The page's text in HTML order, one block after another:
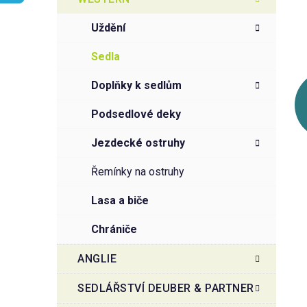
uždění
sedla
doplňky k sedlům
podsedlové deky
jezdecké ostruhy
řemínky na ostruhy
lasa a biče
chrániče
ANGLIE
SEDLÁŘSTVÍ DEUBER & PARTNER